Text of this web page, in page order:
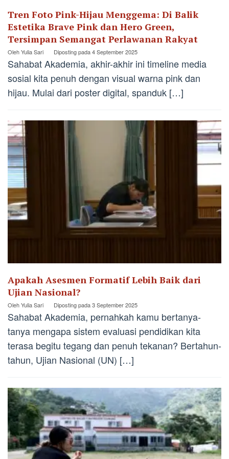
Tren Foto Pink-Hijau Menggema: Di Balik
Estetika Brave Pink dan Hero Green,
Tersimpan Semangat Perlawanan Rakyat
OlehYulia Sari Diposting pada4 September 2025
Sahabat Akademia, akhir-akhir ini timeline media
sosial kita penuh dengan visual warna pink dan
hijau. Mulai dari poster digital, spanduk […]
Apakah Asesmen Formatif Lebih Baik dari
Ujian Nasional?
OlehYulia Sari Diposting pada3 September 2025
Sahabat Akademia, pernahkah kamu bertanya-
tanya mengapa sistem evaluasi pendidikan kita
terasa begitu tegang dan penuh tekanan? Bertahun-
tahun, Ujian Nasional (UN) […]